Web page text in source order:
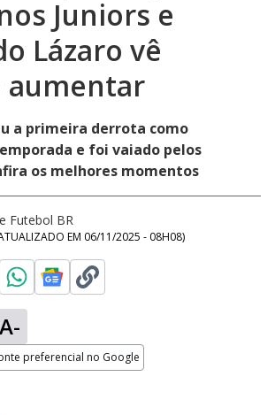
Juniors e
Lázaro vê
aumentar
a primeira derrota como
e foi vaiado pelos
os melhores momentos
Futebol BR
EM 06/11/2025 - 08H08)
A-
preferencial no Google